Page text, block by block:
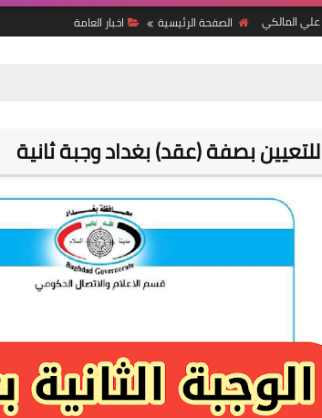
علي المالكي الصفحة الرئيسية اخبار العامة
بصفة (عقد) بغداد وجبة ثانية